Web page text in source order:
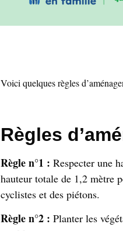
Voici quelques règles
Règles
Règle n°1 : Respecter une
hauteur totale de 1,2 mètre
cyclistes et des piétons.
Règle n°2 : Planter les